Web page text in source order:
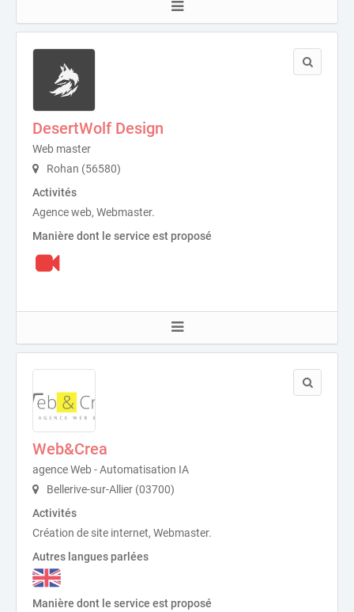
DesertWolf Design
Web master
Rohan (56580)
Activités
Agence web, Webmaster.
Manière dont le service est proposé
Web&Crea
agence Web - Automatisation IA
Bellerive-sur-Allier (03700)
Activités
Création de site internet, Webmaster.
Autres langues parlées
Manière dont le service est proposé